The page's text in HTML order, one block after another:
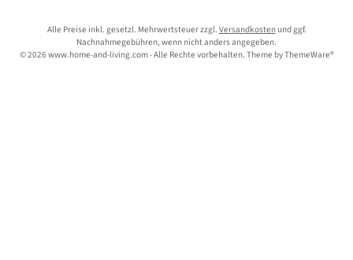
Alle Preise inkl. gesetzl. Mehrwertsteuer zzgl. Versandkostenund ggf.
Nachnahmegebühren, wenn nicht anders angegeben.
© 2026 www.home-and-living.com - Alle Rechte vorbehalten. Theme byThemeWare®